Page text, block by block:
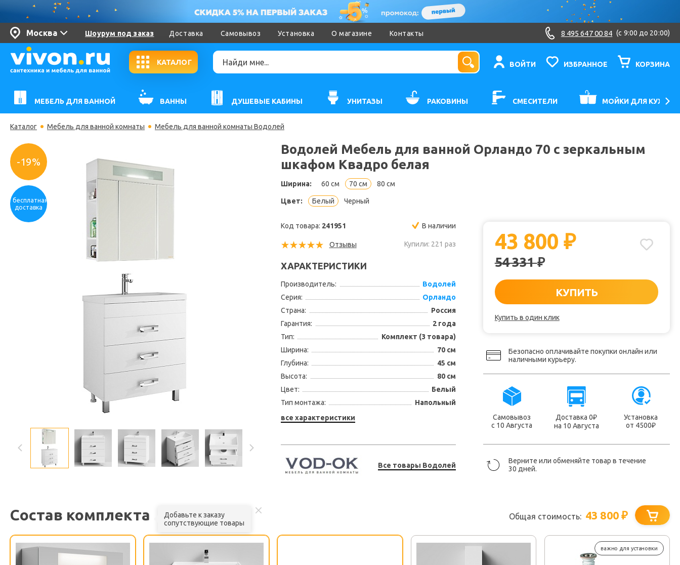
Москва Шоурум под заказ Доставка Самовывоз Установка О магазине Контакты 8 495 647 00 84 (c 9:00 до 20:00)
КАТАЛОГ ВОЙТИ ИЗБРАННОЕ КОРЗИНА
МЕБЕЛЬ ДЛЯ ВАННОЙ ВАННЫ ДУШЕВЫЕ КАБИНЫ УНИТАЗЫ РАКОВИНЫ СМЕСИТЕЛИ МОЙКИ ДЛЯ КУХНИ
Каталог Мебель для ванной комнаты Мебель для ванной комнаты Водолей
-19%
бесплатная
доставка
Водолей Мебель для ванной Орландо 70 с зеркальным
шкафом Квадро белая
Ширина: 60 см 70 см 80 см
Цвет: Белый Черный
Код товара: 241951 В наличии
Отзывы Купили: 221 раз
ХАРАКТЕРИСТИКИ
Производитель:
Водолей
Серия:
Орландо
Страна:
Россия
Гарантия:
2 года
Тип:
Комплект (3 товара)
Ширина:
70 см
Глубина:
45 см
Высота:
80 см
Цвет:
Белый
Тип монтажа:
Напольный
все характеристики
Все товары Водолей
43 800₽
54 331₽
КУПИТЬ
Купить в один клик
Безопасно оплачивайте покупки онлайн или
наличными курьеру.
Самовывоз
с 10 Августа
Доставка 0₽
на 10 Августа
Установка
от 4500₽
Верните или обменяйте товар в течение
30 дней.
Состав комплекта
Добавьте к заказу
сопутствующие товары
Общая стоимость: 43 800₽
важно для установки